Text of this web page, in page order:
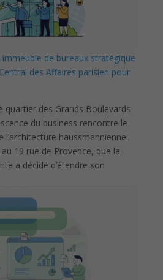
de bureaux stratégique
des Affaires parisien pour
quartier des Grands Boulevards
du business rencontre le
haussmannienne.
au 19 rue de Provence, que la
a décidé d’étendre son